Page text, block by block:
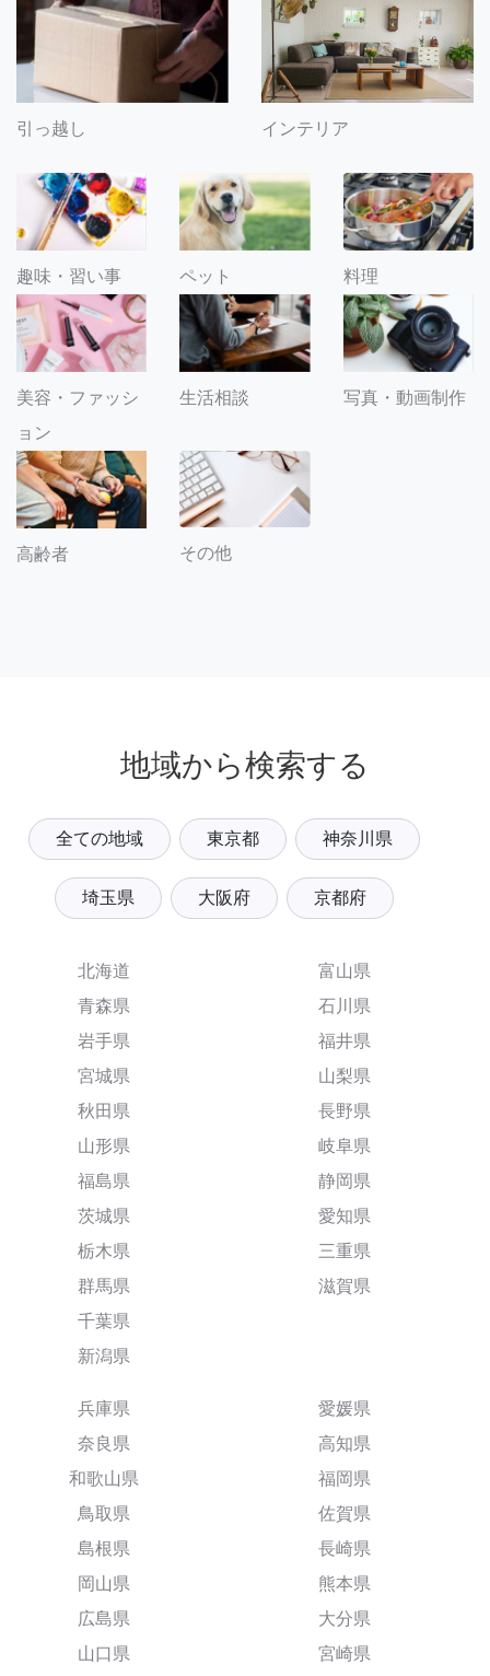
引っ越し インテリア
趣味・習い事 ペット 料理
美容・ファッシ
ョン
生活相談 写真・動画制作
高齢者 その他
地域から検索する
全ての地域 東京都 神奈川県
埼玉県 大阪府 京都府
北海道
青森県
岩手県
宮城県
秋田県
山形県
福島県
茨城県
栃木県
群馬県
千葉県
新潟県
富山県
石川県
福井県
山梨県
長野県
岐阜県
静岡県
愛知県
三重県
滋賀県
兵庫県
奈良県
和歌山県
鳥取県
島根県
岡山県
広島県
山口県
愛媛県
高知県
福岡県
佐賀県
長崎県
熊本県
大分県
宮崎県